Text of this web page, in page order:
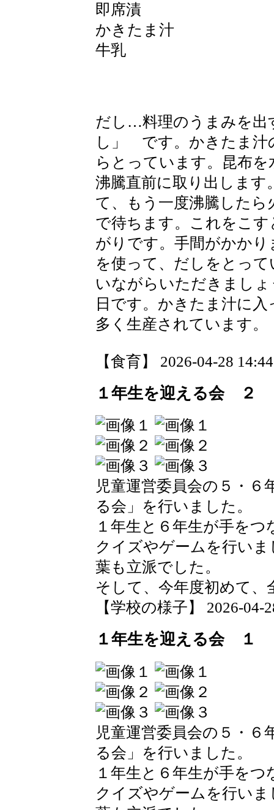
即席漬
かきたま汁
牛乳
だし…料理のうまみを出
し」 です。かきたま汁
らとっています。昆布
沸騰直前に取り出しま
て、もう一度沸騰した
で待ちます。これをこ
がりです。手間がかか
を使って、だしをとっ
いながらいただきまし
日です。かきたま汁に
多く生産されています。
【食育】 2026-04-28
１年生を迎える会 ２
児童運営委員会の５・６
る会」を行いました。
１年生と６年生が手を
クイズやゲームを行い
葉も立派でした。
そして、今年度初めて
【学校の様子】 2026-04-
１年生を迎える会 １
児童運営委員会の５・６
る会」を行いました。
１年生と６年生が手を
クイズやゲームを行い